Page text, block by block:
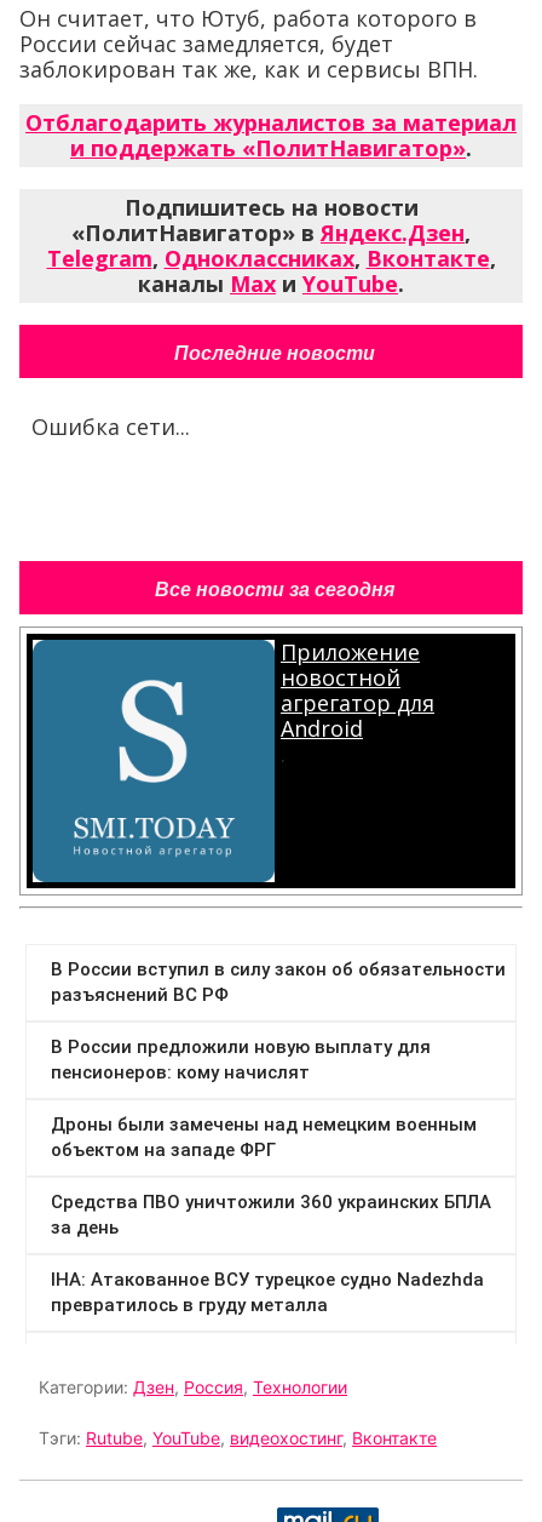
Он считает, что Ютуб, работа которого в
России сейчас замедляется, будет
заблокирован так же, как и сервисы ВПН.
Отблагодарить журналистов за материал
и поддержать «ПолитНавигатор».
Подпишитесь на новости
«ПолитНавигатор» вЯндекс.Дзен,
Telegram, Одноклассниках, Вконтакте,
каналы Max и YouTube.
Последние новости
Ошибка сети...
Все новости за сегодня
Приложение
новостной
агрегатор для
Android
.
Категории: Дзен, Россия, Технологии
Тэги: Rutube, YouTube, видеохостинг, Вконтакте